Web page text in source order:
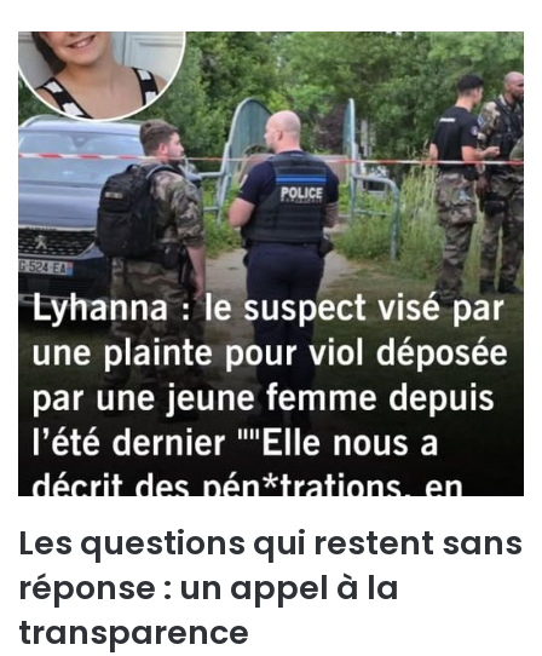
Les questions qui restent sans
réponse : un appel à la
transparence